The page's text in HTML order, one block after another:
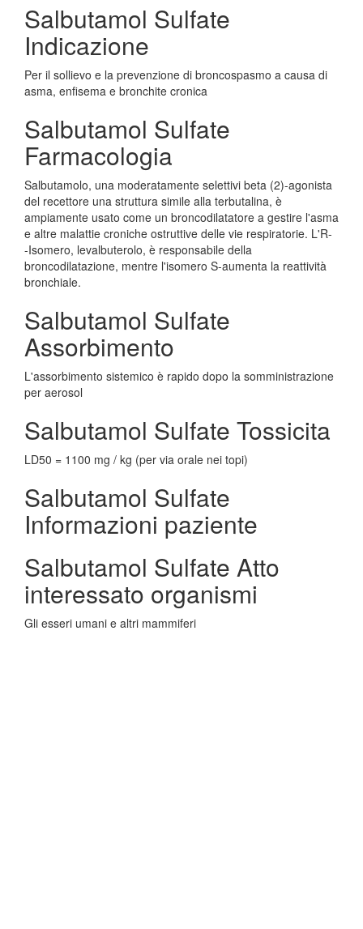
Salbutamol Sulfate
Indicazione
Per il sollievo e la prevenzione di broncospasmo a causa di
asma, enfisema e bronchite cronica
Salbutamol Sulfate
Farmacologia
Salbutamolo, una moderatamente selettivi beta (2)-agonista
del recettore una struttura simile alla terbutalina, è
ampiamente usato come un broncodilatatore a gestire l'asma
e altre malattie croniche ostruttive delle vie respiratorie. L'R-
-Isomero, levalbuterolo, è responsabile della
broncodilatazione, mentre l'isomero S-aumenta la reattività
bronchiale.
Salbutamol Sulfate
Assorbimento
L'assorbimento sistemico è rapido dopo la somministrazione
per aerosol
Salbutamol Sulfate Tossicita
LD50 = 1100 mg / kg (per via orale nei topi)
Salbutamol Sulfate
Informazioni paziente
Salbutamol Sulfate Atto
interessato organismi
Gli esseri umani e altri mammiferi